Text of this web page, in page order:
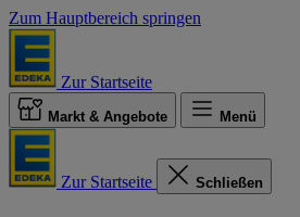
Zum Hauptbereich springen
Zur Startseite
Markt & Angebote Menü
Zur Startseite Schließen